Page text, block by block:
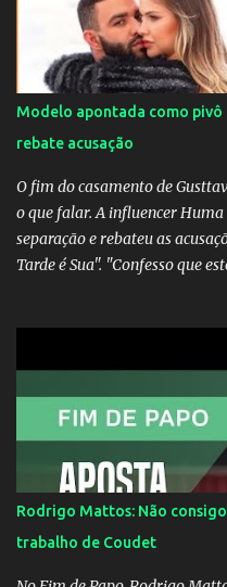
Modelo apontada como pivô
rebate acusação
O fim do casamento de
o que falar. A influencer
separação e rebateu as
Tarde é Sua". "Confesso que
Huma Kimak. A influencer
ataques na internet desde a
fazer a divulgação de uma
capital do Amazonas. "Fui até
e no dia seguinte foi feita a
me sentindo mal", explicou
Gusttavo Lima e Andressa
A relação chegou ao fim após
suposta traição do canto...
Rodrigo Mattos: Não
trabalho de Coudet